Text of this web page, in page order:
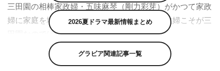
三田園の相棒家政婦・五味麻琴（剛力彩芽）がかつて家政
婦に家庭を壊されていたことが判明。その家政婦こそが三
田園なのではないかという疑惑が浮上する。
場面写真は、スカートとエプロンをたくし上げて荒野を
2026夏ドラマ最新情報まとめ
グラビア関連記事一覧